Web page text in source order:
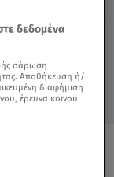
δεδομένα
σάρωση
Αποθήκευση ή/
διαφήμιση
έρευνα κοινού